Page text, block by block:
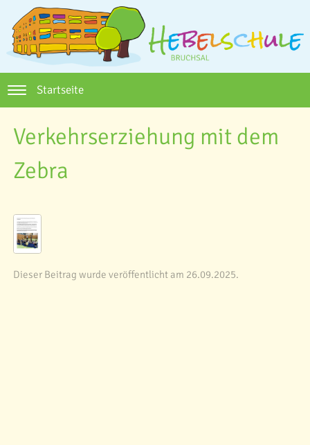
Startseite
Verkehrserziehung mit dem
Zebra
Dieser Beitrag wurde veröffentlicht am 26.09.2025.